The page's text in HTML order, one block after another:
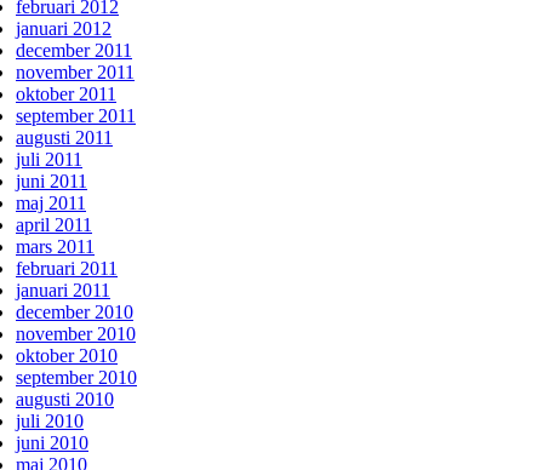
februari 2012
januari 2012
december 2011
november 2011
oktober 2011
september 2011
augusti 2011
juli 2011
juni 2011
maj 2011
april 2011
mars 2011
februari 2011
januari 2011
december 2010
november 2010
oktober 2010
september 2010
augusti 2010
juli 2010
juni 2010
maj 2010